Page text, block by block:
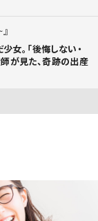
女。「後悔しない・
が見た、奇跡の出産